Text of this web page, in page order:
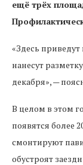
ещё трёх
«Здесь
нанесут
декабря», —
В целом в этом
появятся более
смонтируют
обустроят